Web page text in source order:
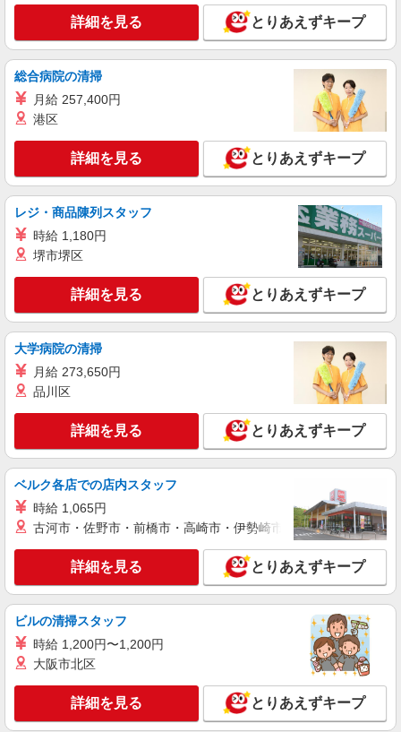
詳細を見る とりあえずキープ
総合病院の清掃
月給 257,400円
港区
詳細を見る とりあえずキープ
レジ・商品陳列スタッフ
時給 1,180円
堺市堺区
詳細を見る とりあえずキープ
大学病院の清掃
月給 273,650円
品川区
詳細を見る とりあえずキープ
ベルク各店での店内スタッフ
時給 1,065円
古河市・佐野市・前橋市・高崎市・伊勢崎市・太田市・館林市
詳細を見る とりあえずキープ
ビルの清掃スタッフ
時給 1,200円〜1,200円
大阪市北区
詳細を見る とりあえずキープ